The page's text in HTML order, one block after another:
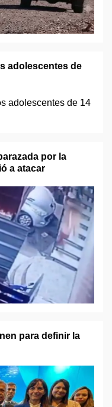
adolescentes de
por la
a atacar
para definir la